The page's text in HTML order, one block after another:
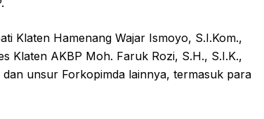
Klaten Hamenang Wajar Ismoyo, S.I.Kom.,
Klaten AKBP Moh. Faruk Rozi, S.H., S.I.K.,
unsur Forkopimda lainnya, termasuk para